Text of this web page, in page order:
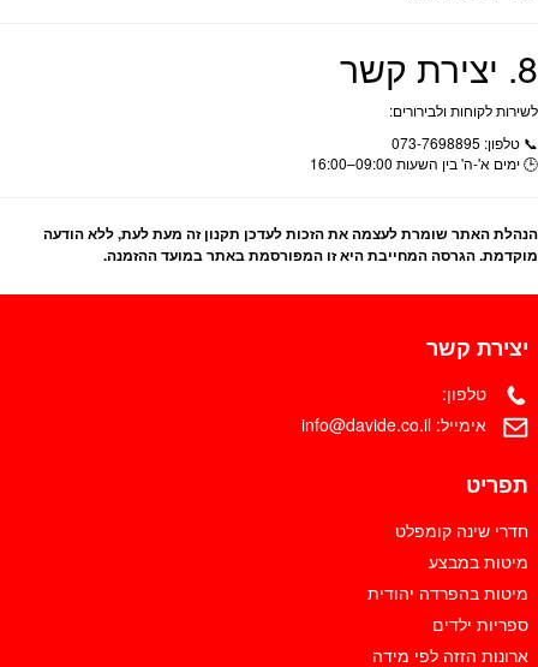
8. יצירת קשר
לשירות לקוחות ולבירורים:
📞 טלפון: 073-7698895
🕒 ימים א'-ה' בין השעות 09:00–16:00
הנהלת האתר שומרת לעצמה את הזכות לעדכן תקנון זה מעת לעת, ללא הודעה
מוקדמת. הגרסה המחייבת היא זו המפורסמת באתר במועד ההזמנה.
יצירת קשר
טלפון:
אימייל: info@davide.co.il
תפריט
חדרי שינה קומפלט
מיטות במבצע
מיטות בהפרדה יהודית
ספריות ילדים
ארונות הזזה לפי מידה